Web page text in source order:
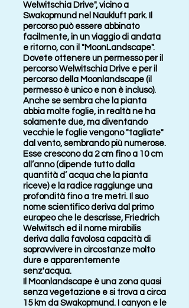
Welwitschia Drive", vicino a
Swakopmund nel Naukluft park. Il
percorso può essere abbinato
facilmente, in un viaggio di andata
e ritorno, con il "MoonLandscape".
Dovete ottenere un permesso per il
percorso Welwitschia Drive e per il
percorso della Moonlandscape (il
permesso è unico e non è incluso).
Anche se sembra che la pianta
abbia molte foglie, in realtà ne ha
solamente due, ma diventando
vecchie le foglie vengono "tagliate"
dal vento, sembrando più numerose.
Esse crescono da 2 cm fino a 10 cm
all’anno (dipende tutto dalla
quantità d’ acqua che la pianta
riceve) e la radice raggiunge una
profondità fino a tre metri. Il suo
nome scientifico deriva dal primo
europeo che le descrisse, Friedrich
Welwitsch ed il nome mirabilis
deriva dalla favolosa capacità di
sopravvivere in circostanze molto
dure e apparentemente
senz'acqua.
Il Moonlandscape è una zona quasi
senza vegetazione e si trova a circa
15 km da Swakopmund. I canyon e le